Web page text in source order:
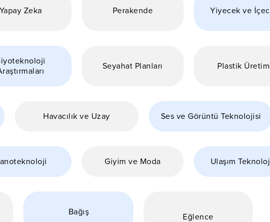
Yapay Zeka Perakende Yiyecek ve
Seyahat Planları Plastik
Havacılık ve Uzay Ses ve Görüntü Teknolojisi
Giyim ve Moda Ulaşım
Bağış
Eğlence